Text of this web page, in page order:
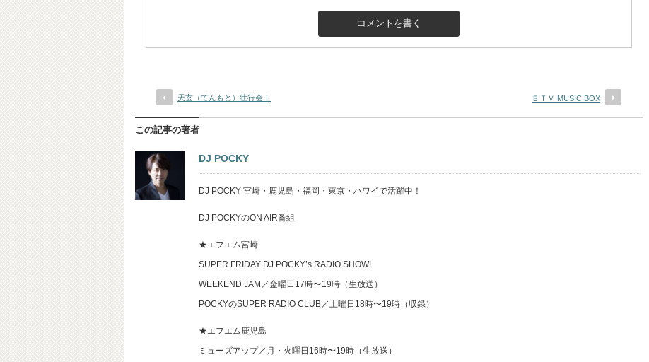
天玄（てんもと）壮行会！ ＢＴＶ MUSIC BOX
この記事の著者
DJ POCKY
DJ POCKY 宮崎・鹿児島・福岡・東京・ハワイで活躍中！
DJ POCKYのON AIR番組
★エフエム宮崎
SUPER FRIDAY DJ POCKY’s RADIO SHOW!
WEEKEND JAM／金曜日17時〜19時（生放送）
POCKYのSUPER RADIO CLUB／土曜日18時〜19時（収録）
★エフエム鹿児島
ミューズアップ／月・火曜日16時〜19時（生放送）